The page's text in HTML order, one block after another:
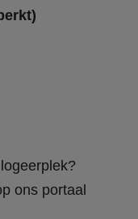
ons portaal